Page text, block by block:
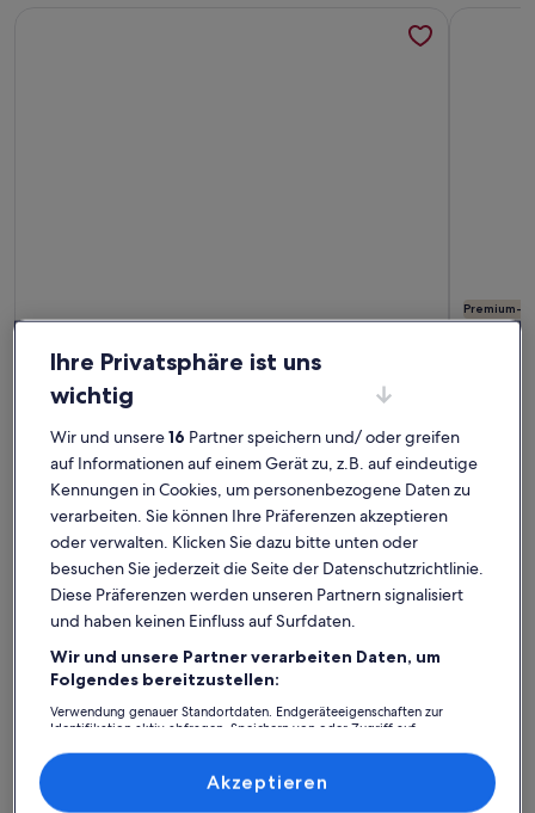
Ein Tiny House mit Weitblick
Platz für 4 Gäste · 1 Schlafzimmer · 1 Badezimmer
Außergewöhnlich
außergewöhnlich
17 Bewertungen
(17
bewertungen)
Premium-
Süsel: Ferienunterkünfte mit
Top-Bewertung
Weitere Infos zu Ferienhaus Seeberg am See bei Süsel mit
Weitere
Ihre Privatsphäre ist uns
wichtig
Wir und unsere16 Partner speichern und/ oder greifen
auf Informationen auf einem Gerät zu, z.B. auf eindeutige
Kennungen in Cookies, um personenbezogene Daten zu
verarbeiten. Sie können Ihre Präferenzen akzeptieren
oder verwalten. Klicken Sie dazu bitte unten oder
besuchen Sie jederzeit die Seite der Datenschutzrichtlinie.
Diese Präferenzen werden unseren Partnern signalisiert
und haben keinen Einfluss auf Surfdaten.
Wir und unsere Partner verarbeiten Daten, um
Folgendes bereitzustellen:
Verwendung genauer Standortdaten. Endgeräteeigenschaften zur
Identifikation aktiv abfragen. Speichern von oder Zugriff auf
Inhalte, Messung von Werbeleistung und der Performance von Inhalten,
Zielgruppenforschung sowie Entwicklung und Verbesserung von
Akzeptieren